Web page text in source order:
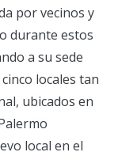
por vecinos y
durante estos
a su sede
locales tan
ubicados en
local en el